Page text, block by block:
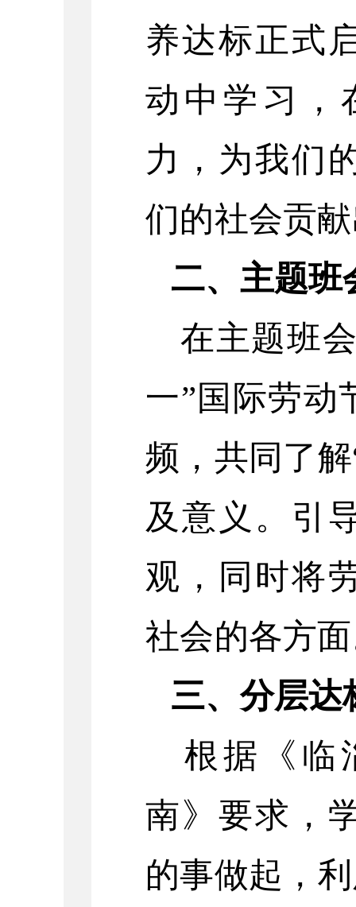
养达标正式
动中学习，
力，为我们
们的社会贡
二、主题班
在主题班
一”国际劳动
频，共同了
及意义。引
观，同时将
社会的各方
三、分层达
根据《临
南》要求，
的事做起，